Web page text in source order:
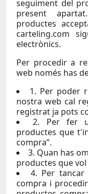
seguiment del
present
productes
carteling.com
electrònics.
Per procedir a
web només has
1. Per poder
nostra web cal
registrat ja pots
2. Per fer
productes que
compra”.
3. Quan has
productes que
4. Per
compra i